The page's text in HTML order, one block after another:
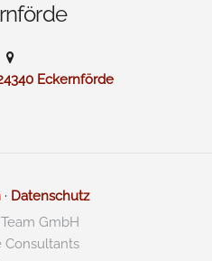
Eckernförde
· Datenschutz
GmbH
Consultants